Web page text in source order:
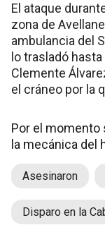
El ataque
zona de
ambulancia del
lo trasladó
Clemente
el cráneo por la
Por el
la mecánica del
Asesinaron
Disparo en la